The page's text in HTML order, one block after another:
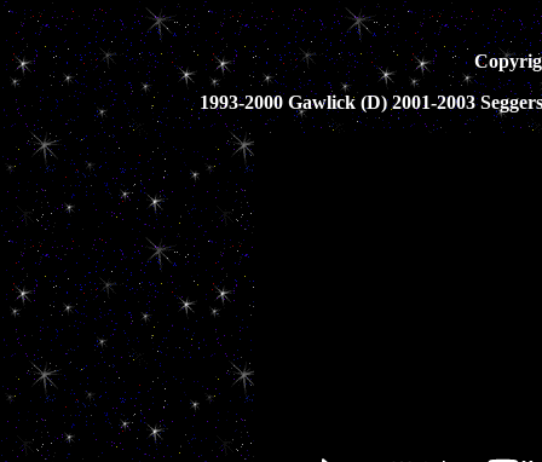
1993-2000 Gawlick (D) 2001-2003